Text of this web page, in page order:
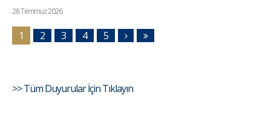
28 Temmuz 2026
1 2 3 4 5
>> Tüm Duyurular İçin Tıklayın